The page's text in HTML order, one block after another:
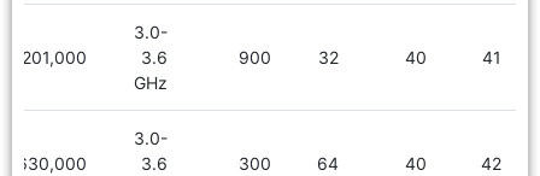
41
40
32
900
3.0-
3.6
GHz
6,201,000
42
40
64
300
3.0-
3.6
6,630,000